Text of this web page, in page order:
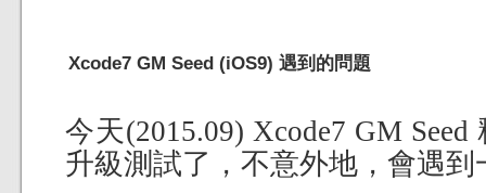
Xcode7 GM Seed (iOS9) 遇到的問題
今天(2015.09) Xcode7 GM
升級測試了，不意外地，會遇